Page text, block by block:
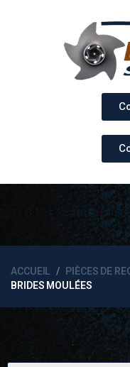
ACCUEIL PIÈCES DE
BRIDES MOULÉES